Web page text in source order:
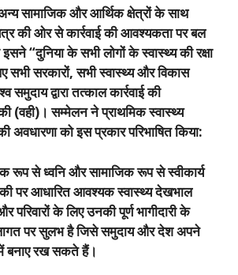
सामाजिक और आर्थिक क्षेत्रों के साथ
की ओर से कार्रवाई की आवश्यकता पर बल
“दुनिया के सभी लोगों के स्वास्थ्य की रक्षा
सभी सरकारों,सभी स्वास्थ्य और विकास
समुदाय द्वारा तत्काल कार्रवाई की
(वही)। सम्मेलन ने प्राथमिक स्वास्थ्य
अवधारणा को इस प्रकार परिभाषित किया:
रूप से ध्वनि और सामाजिक रूप से स्वीकार्य
पर आधारित आवश्यक स्वास्थ्य देखभाल
परिवारों के लिए उनकी पूर्ण भागीदारी के
पर सुलभ है जिसे समुदाय और देश अपने
बनाए रख सकते हैं।